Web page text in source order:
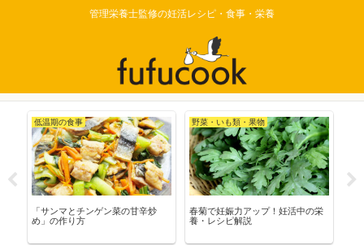
管理栄養士監修の妊活レシピ・食事・栄養
低温期の食事
「サンマとチンゲン菜の甘辛炒
め」の作り方
野菜・いも類・果物
春菊で妊娠力アップ！妊活中の栄
養・レシピ解説
野菜・いも
干し椎茸で